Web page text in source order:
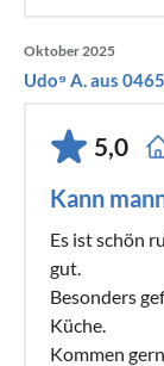
Oktober 2025
Udo⁹ A. aus
5,0
Kann
Es ist schön
gut.
Besonders
Küche.
Kommen